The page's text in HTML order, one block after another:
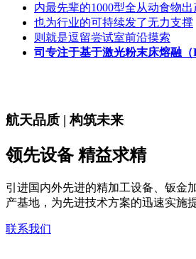
内最先辈的1000型全从动食物出
也为行业的可持续发了无力支撑
则就是逗留尝试室前沿摸索
司专注于基于激光粉末床熔融（
航天品质 | 构筑未来
领先设备 精益求精
引进国内外先进的精加工设备、钣金
产基地，为先进技术方案的迅速实施
联系我们